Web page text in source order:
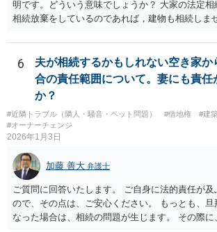
明です。どういう意味でしょうか？ 大家の法定
相続放棄をしているのであれば，建物も相続しま
状態にあるということは，賃貸借契約自体を解除
ない状態にあるということなので，通常，立退料
退料を請求したり，立退きを拒否するのであれば
解消が先決です。
6
夫が相続するかもしれない空き家か
合の責任範囲について。妻にも責任
か？
#近隣トラブル（隣人・騒音・ペット問題） #借地権
#建
#オーナーチェンジ
2026年1月3日
加藤 善大 弁護士
ご質問に回答いたします。 ご自身に法的責任が
ので、その点は、ご安心ください。 もっとも、
なった場合は、相続の問題が生じます。 その際